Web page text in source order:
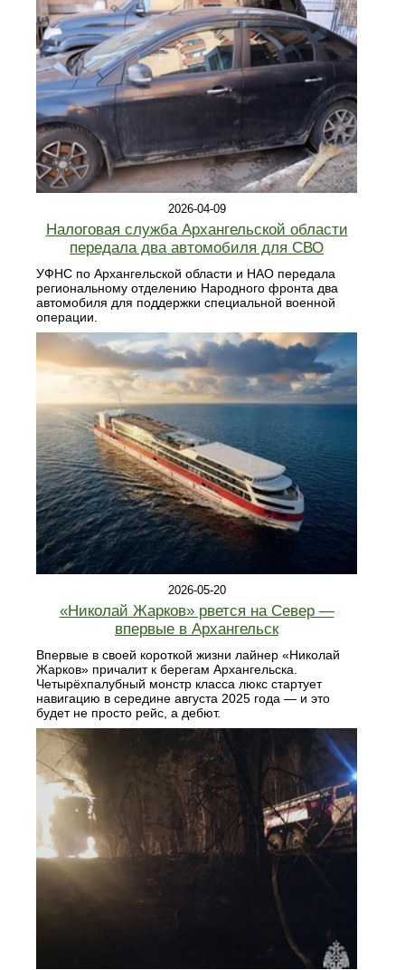
2026-04-09
Налоговая служба Архангельской области
передала два автомобиля для СВО
УФНС по Архангельской области и НАО передала
региональному отделению Народного фронта два
автомобиля для поддержки специальной военной
операции.
2026-05-20
«Николай Жарков» рвется на Север —
впервые в Архангельск
Впервые в своей короткой жизни лайнер «Николай
Жарков» причалит к берегам Архангельска.
Четырёхпалубный монстр класса люкс стартует
навигацию в середине августа 2025 года — и это
будет не просто рейс, а дебют.